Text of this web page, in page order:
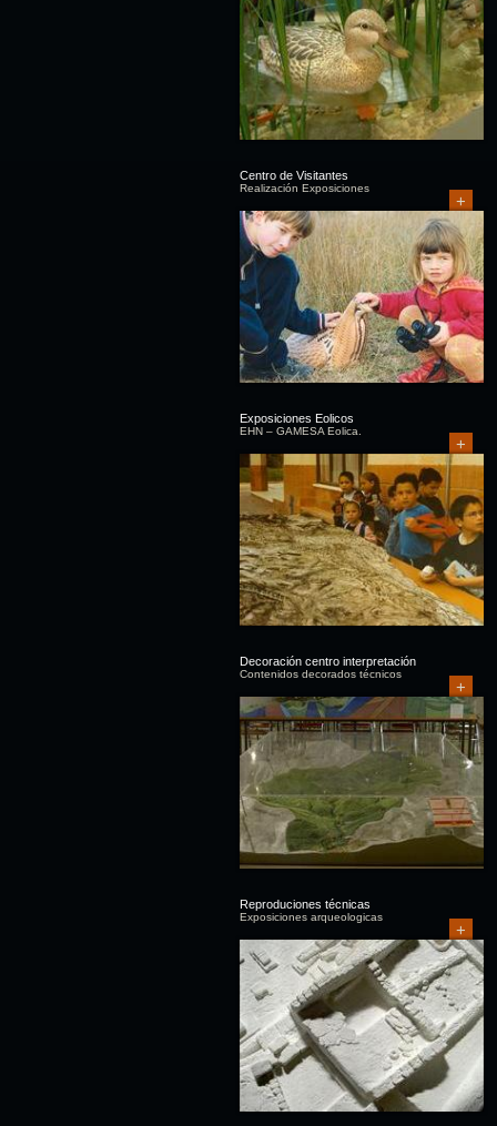
Centro de Visitantes
Realización Exposiciones
+
Exposiciones Eolicos
EHN – GAMESA Eolica.
+
Decoración centro interpretación
Contenidos decorados técnicos
+
Reproduciones técnicas
Exposiciones arqueologicas
+